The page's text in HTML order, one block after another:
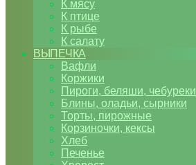
К мясу
К птице
К рыбе
К салату
ВЫПЕЧКА
Вафли
Коржики
Пироги, беляши, чебуреки
Блины, оладьи, сырники
Торты, пирожные
Корзиночки, кексы
Хлеб
Печенье